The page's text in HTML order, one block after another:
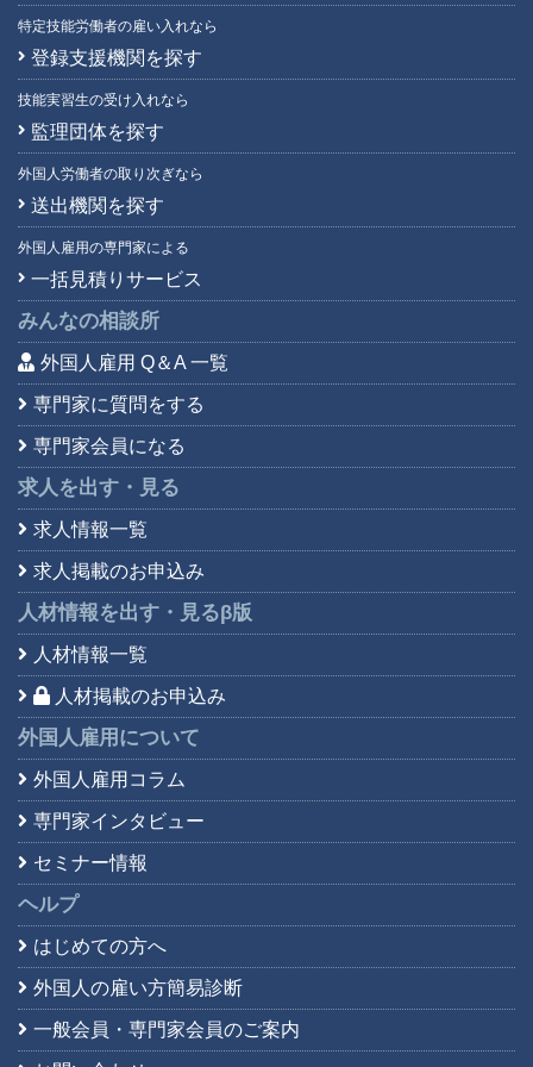
特定技能労働者の雇い入れなら
登録支援機関を探す
技能実習生の受け入れなら
監理団体を探す
外国人労働者の取り次ぎなら
送出機関を探す
外国人雇用の専門家による
一括見積りサービス
みんなの相談所
外国人雇用 Q＆A 一覧
専門家に質問をする
専門家会員になる
求人を出す・見る
求人情報一覧
求人掲載のお申込み
人材情報を出す・見るβ版
人材情報一覧
人材掲載のお申込み
外国人雇用について
外国人雇用コラム
専門家インタビュー
セミナー情報
ヘルプ
はじめての方へ
外国人の雇い方簡易診断
一般会員・専門家会員のご案内